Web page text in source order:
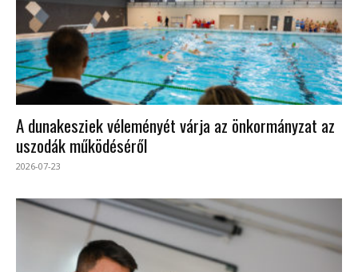
A dunakesziek véleményét várja az önkormányzat az
uszodák működéséről
2026-07-23